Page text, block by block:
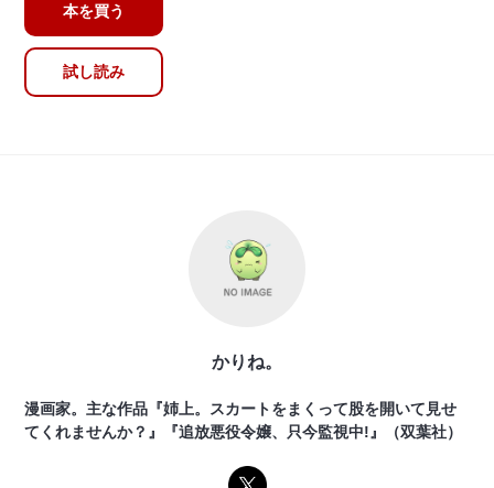
本を買う
試し読み
かりね。
漫画家。主な作品『姉上。スカートをまくって股を開いて見せ
てくれませんか？』『追放悪役令嬢、只今監視中!』（双葉社）